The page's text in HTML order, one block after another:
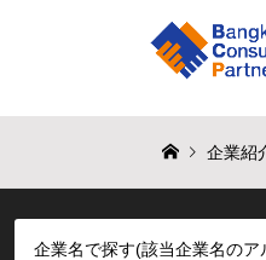
企業紹
企業名で探す(該当企業名の